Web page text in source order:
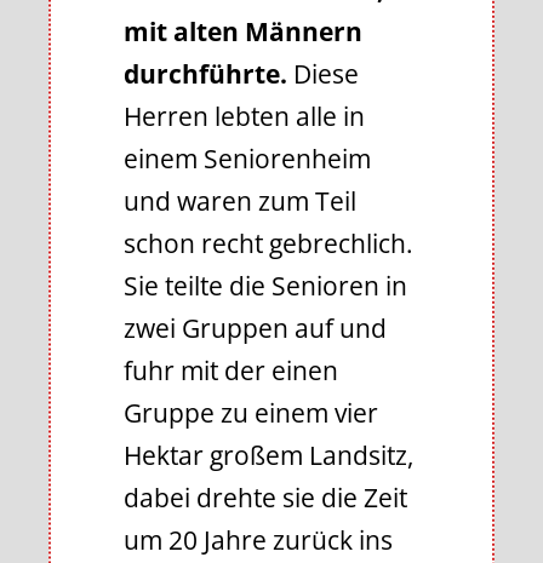
mit alten Männern
durchführte. Diese
Herren lebten alle in
einem Seniorenheim
und waren zum Teil
schon recht gebrechlich.
Sie teilte die Senioren in
zwei Gruppen auf und
fuhr mit der einen
Gruppe zu einem vier
Hektar großem Landsitz,
dabei drehte sie die Zeit
um 20 Jahre zurück ins